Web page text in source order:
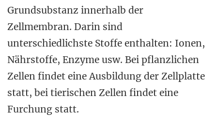
Grundsubstanz innerhalb der
Zellmembran. Darin sind
unterschiedlichste Stoffe enthalten: Ionen,
Nährstoffe, Enzyme usw. Bei pflanzlichen
Zellen findet eine Ausbildung der Zellplatte
statt, bei tierischen Zellen findet eine
Furchung statt.